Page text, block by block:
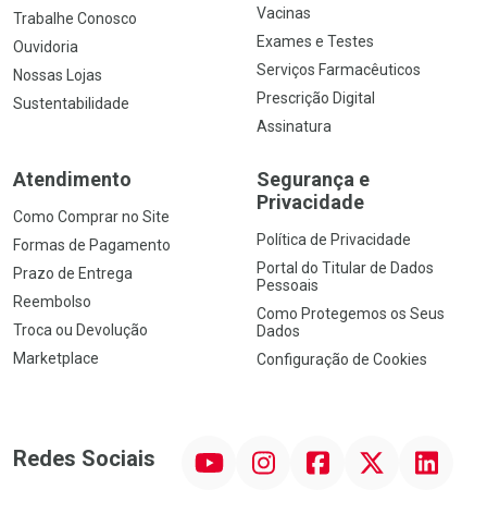
Trabalhe Conosco
Ouvidoria
Nossas Lojas
Sustentabilidade
Vacinas
Exames e Testes
Serviços Farmacêuticos
Prescrição Digital
Assinatura
Atendimento
Como Comprar no Site
Formas de Pagamento
Prazo de Entrega
Reembolso
Troca ou Devolução
Marketplace
Segurança e
Privacidade
Política de Privacidade
Portal do Titular de Dados
Pessoais
Como Protegemos os Seus
Dados
Configuração de Cookies
Redes Sociais InstagramFacebook Linkedin